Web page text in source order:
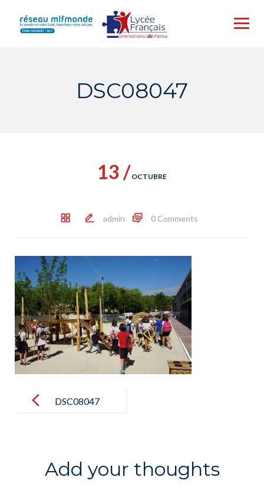
content
DSC08047
13 / OCTUBRE
admin 0 Comments
navigationDSC08047
Add your thoughts